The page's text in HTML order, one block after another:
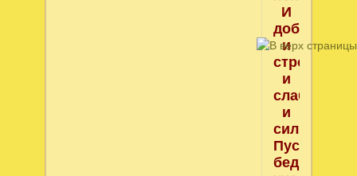
И
доброй,
и
строгой,
и
слабой,
и
сильной,
Пусть
беды